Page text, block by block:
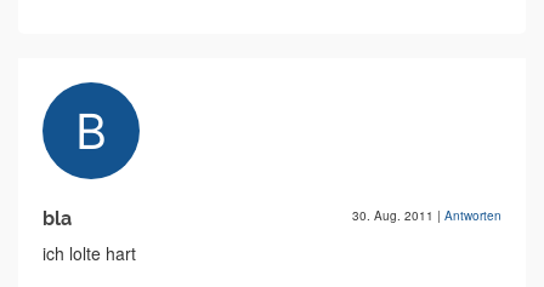
bla 30. Aug. 2011 | Antworten
ich lolte hart